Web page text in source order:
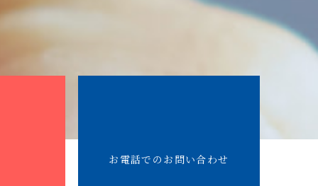
お電話でのお問い合わせ